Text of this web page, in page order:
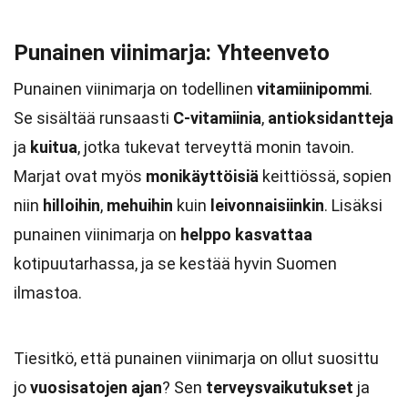
Punainen viinimarja: Yhteenveto
Punainen viinimarja on todellinen vitamiinipommi.
Se sisältää runsaasti C-vitamiinia, antioksidantteja
ja kuitua, jotka tukevat terveyttä monin tavoin.
Marjat ovat myös monikäyttöisiä keittiössä, sopien
niin hilloihin, mehuihin kuin leivonnaisiinkin. Lisäksi
punainen viinimarja on helppo kasvattaa
kotipuutarhassa, ja se kestää hyvin Suomen
ilmastoa.
Tiesitkö, että punainen viinimarja on ollut suosittu
jovuosisatojen ajan? Sen terveysvaikutukset ja